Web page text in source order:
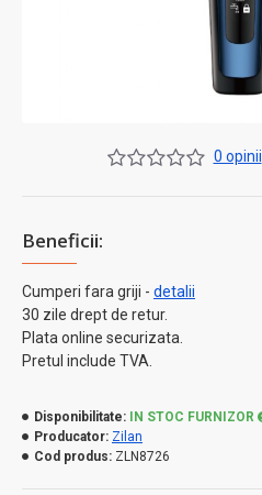
Beneficii:
Cumperi fara griji - detalii
30 zile drept de retur.
Plata online securizata.
Pretul include TVA.
0 opinii
Disponibilitate:
IN STOC FURNIZOR
Producator: Zilan
Cod produs: ZLN8726